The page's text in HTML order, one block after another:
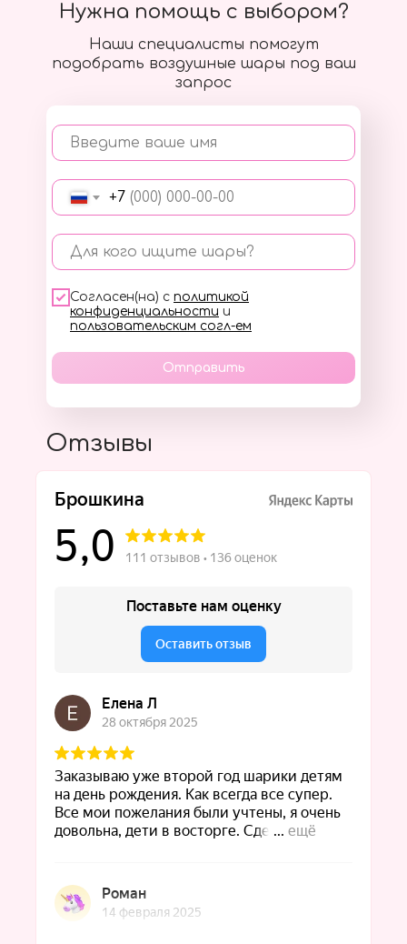
Наши специалисты помогут
подобрать воздушные шары под ваш
запрос
Введите ваше имя
+7
Для кого ищите шары?
Согласен(на) с политикой
конфиденциальности и
пользовательским согл-ем
Отправить
Нужна помощь с выбором?
Отзывы